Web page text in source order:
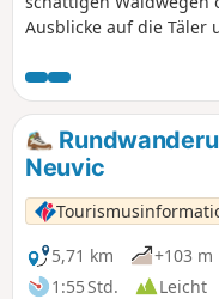
Ausblicke auf die Täler
Neuvic
5,71 km
+103 m
1:55 Std.
Leicht